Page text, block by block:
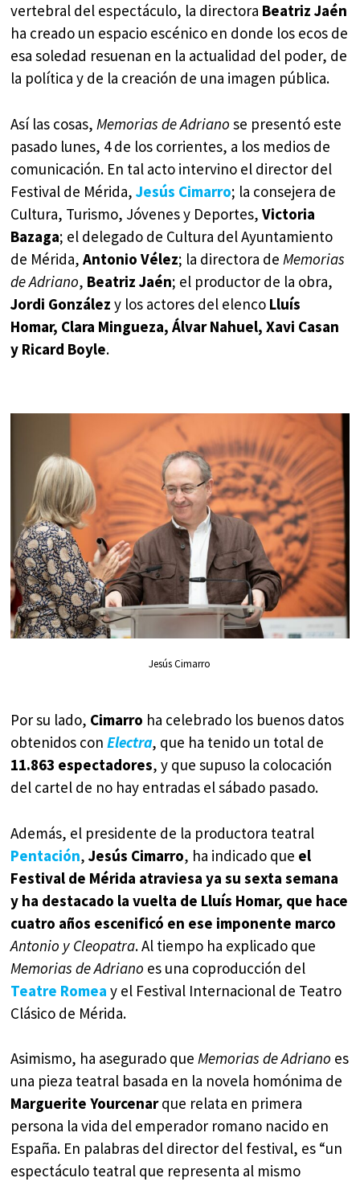
vertebral del espectáculo, la directora Beatriz Jaén
ha creado un espacio escénico en donde los ecos de
esa soledad resuenan en la actualidad del poder, de
la política y de la creación de una imagen pública.
Así las cosas, Memorias de Adriano se presentó este
pasado lunes, 4 de los corrientes, a los medios de
comunicación. En tal acto intervino el director del
Festival de Mérida,Jesús Cimarro; la consejera de
Cultura, Turismo, Jóvenes y Deportes,Victoria
Bazaga; el delegado de Cultura del Ayuntamiento
de Mérida,Antonio Vélez; la directora de Memorias
de Adriano, Beatriz Jaén; el productor de la obra,
Jordi González y los actores del elenco Lluís
Homar, Clara Mingueza, Álvar Nahuel, Xavi Casan
y Ricard Boyle.
Jesús Cimarro
Por su lado, Cimarro ha celebrado los buenos datos
obtenidos conElectra, que ha tenido un total de
11.863 espectadores, y que supuso la colocación
del cartel de no hay entradas el sábado pasado.
Además, el presidente de la productora teatral
Pentación,Jesús Cimarro, ha indicado que el
Festival de Mérida atraviesa ya su sexta semana
y ha destacado la vuelta de Lluís Homar, que hace
cuatro años escenificó en ese imponente marco
Antonio y Cleopatra. Al tiempo ha explicado que
Memorias de Adriano es una coproducción del
Teatre Romea y el Festival Internacional de Teatro
Clásico de Mérida.
Asimismo, ha asegurado queMemorias de Adriano es
una pieza teatral basada en la novela homónima de
Marguerite Yourcenarque relata en primera
persona la vida del emperador romano nacido en
España. En palabras del director del festival, es “un
espectáculo teatral que representa al mismo